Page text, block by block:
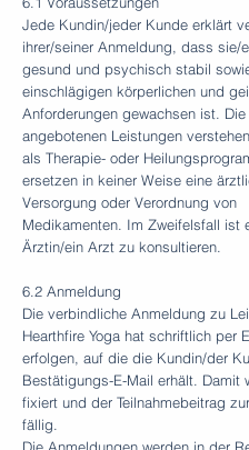
Jede Kundin/jeder Kunde erklärt
ihrer/seiner Anmeldung, dass sie/
gesund und psychisch stabil
einschlägigen körperlichen und
Anforderungen gewachsen ist. Die
angebotenen Leistungen
als Therapie- oder
ersetzen in keiner Weise eine
Versorgung oder Verordnung von
Medikamenten. Im Zweifelsfall ist
Ärztin/ein Arzt zu konsultieren.
6.2 Anmeldung
Die verbindliche Anmeldung zu
Hearthfire Yoga hat schriftlich per
erfolgen, auf die die Kundin/der
Bestätigungs-E-Mail erhält. Damit
fixiert und der Teilnahmebeitrag
fällig.